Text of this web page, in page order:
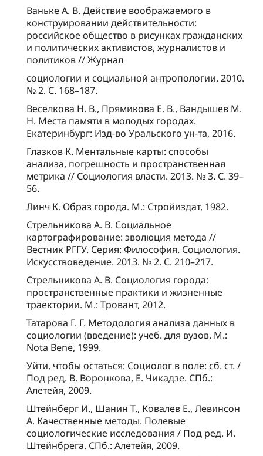
Ваньке А. В. Действие воображаемого в
конструировании действительности:
российское общество в рисунках гражданских
и политических активистов, журналистов и
политиков // Журнал
социологии и социальной антропологии. 2010.
№ 2. С. 168–187.
Веселкова Н. В., Прямикова Е. В., Вандышев М.
Н. Места памяти в молодых городах.
Екатеринбург: Изд-во Уральского ун-та, 2016.
Глазков К. Ментальные карты: способы
анализа, погрешность и пространственная
метрика // Социология власти. 2013. № 3. С. 39–
56.
Линч К. Образ города. М.: Стройиздат, 1982.
Стрельникова А. В. Социальное
картографирование: эволюция метода //
Вестник РГГУ. Серия: Философия. Социология.
Искусствоведение. 2013. № 2. С. 210–217.
Стрельникова А. В. Социология города:
пространственные практики и жизненные
траектории. М.: Тровант, 2012.
Татарова Г. Г. Методология анализа данных в
социологии (введение): учеб. для вузов. М.:
Nota Bene, 1999.
Уйти, чтобы остаться: Социолог в поле: сб. ст. /
Под ред. В. Воронкова, Е. Чикадзе. СПб.:
Алетейя, 2009.
Штейнберг И., Шанин Т., Ковалев Е., Левинсон
А. Качественные методы. Полевые
социологические исследования / Под ред. И.
Штейнбрега. СПб.: Алетейя, 2009.